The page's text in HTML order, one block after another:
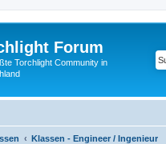
Forum
Torchlight Community in
Klassen - Engineer / Ingenieur